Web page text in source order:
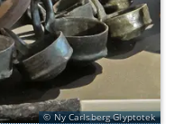
Ny Carlsberg Glyptotek